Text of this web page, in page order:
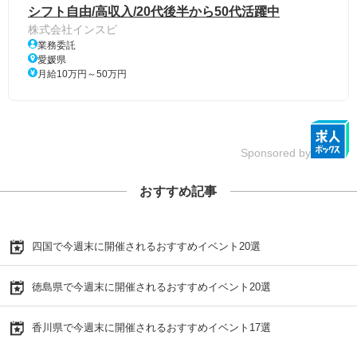
シフト自由/高収入/20代後半から50代活躍中
株式会社インスピ
業務委託
愛媛県
月給10万円～50万円
Sponsored by
おすすめ記事
四国で今週末に開催されるおすすめイベント20選
徳島県で今週末に開催されるおすすめイベント20選
香川県で今週末に開催されるおすすめイベント17選